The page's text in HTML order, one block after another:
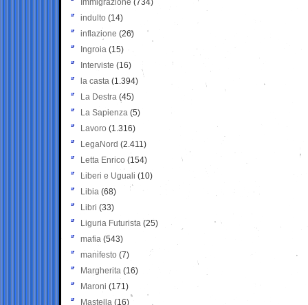
Immigrazione (734)
indulto (14)
inflazione (26)
Ingroia (15)
Interviste (16)
la casta (1.394)
La Destra (45)
La Sapienza (5)
Lavoro (1.316)
LegaNord (2.411)
Letta Enrico (154)
Liberi e Uguali (10)
Libia (68)
Libri (33)
Liguria Futurista (25)
mafia (543)
manifesto (7)
Margherita (16)
Maroni (171)
Mastella (16)